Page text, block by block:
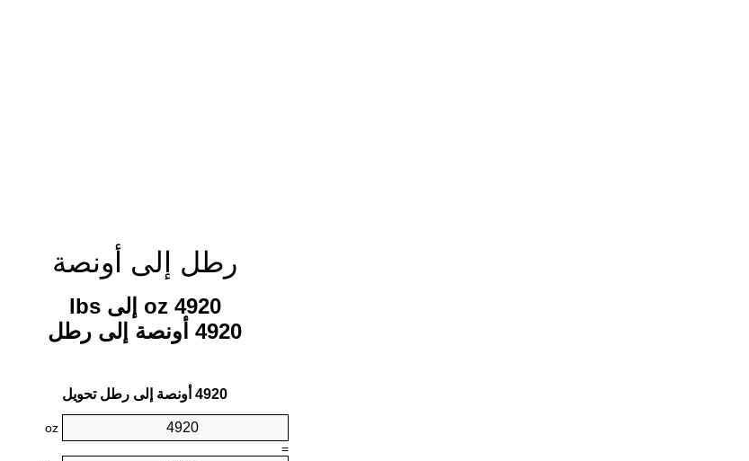
رطل إلى أونصة
4920 oz إلى lbs
4920 أونصة إلى رطل
4920 أونصة إلى رطل تحويل
oz
=